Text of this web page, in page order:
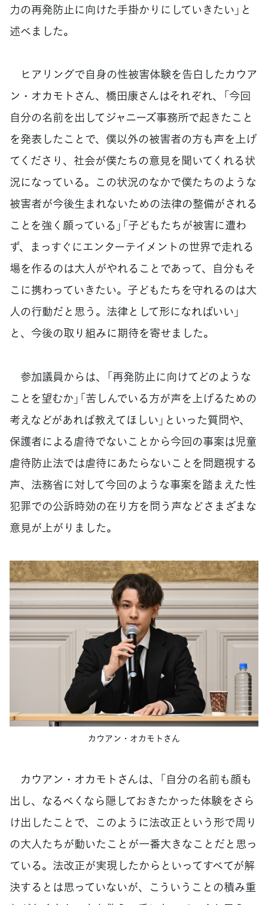
力の再発防止に向けた手掛かりにしていきたい」と
述べました。
ヒアリングで自身の性被害体験を告白したカウア
ン・オカモトさん、橋田康さんはそれぞれ、「今回
自分の名前を出してジャニーズ事務所で起きたこと
を発表したことで、僕以外の被害者の方も声を上げ
てくださり、社会が僕たちの意見を聞いてくれる状
況になっている。この状況のなかで僕たちのような
被害者が今後生まれないための法律の整備がされる
ことを強く願っている」「子どもたちが被害に遭わ
ず、まっすぐにエンターテイメントの世界で走れる
場を作るのは大人がやれることであって、自分もそ
こに携わっていきたい。子どもたちを守れるのは大
人の行動だと思う。法律として形になればいい」
と、今後の取り組みに期待を寄せました。
参加議員からは、「再発防止に向けてどのような
ことを望むか」「苦しんでいる方が声を上げるための
考えなどがあれば教えてほしい」といった質問や、
保護者による虐待でないことから今回の事案は児童
虐待防止法では虐待にあたらないことを問題視する
声、法務省に対して今回のような事案を踏まえた性
犯罪での公訴時効の在り方を問う声などさまざまな
意見が上がりました。
カウアン・オカモトさん
カウアン・オカモトさんは、「自分の名前も顔も
出し、なるべくなら隠しておきたかった体験をさら
け出したことで、このように法改正という形で周り
の大人たちが動いたことが一番大きなことだと思っ
ている。法改正が実現したからといってすべてが解
決するとは思っていないが、こういうことの積み重